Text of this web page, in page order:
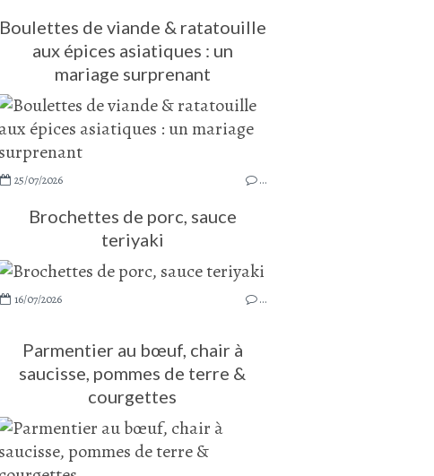
Boulettes de viande & ratatouille
aux épices asiatiques : un
mariage surprenant
25/07/2026 …
Brochettes de porc, sauce
teriyaki
16/07/2026 …
Parmentier au bœuf, chair à
saucisse, pommes de terre &
courgettes